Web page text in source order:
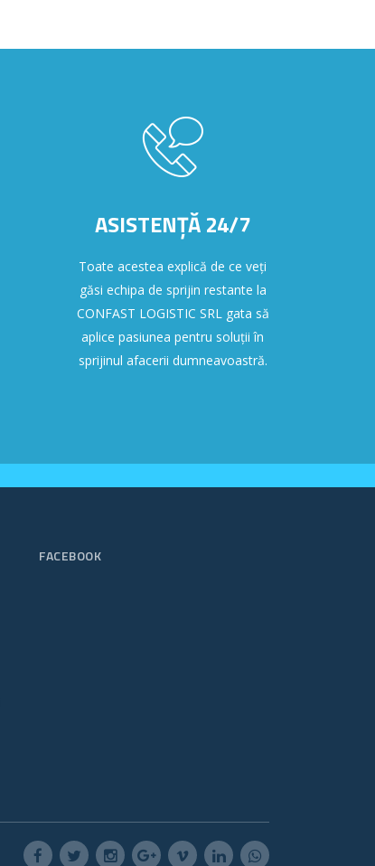
ASISTENȚĂ 24/7
Toate acestea explică de ce veți
găsi echipa de sprijin restante la
CONFAST LOGISTIC SRL gata să
aplice pasiunea pentru soluții în
sprijinul afacerii dumneavoastră.
FACEBOOK